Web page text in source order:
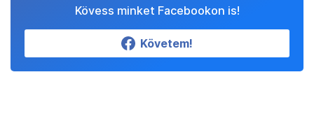
Kövess minket Facebookon is!
Követem!